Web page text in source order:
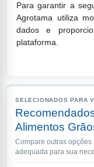
Para garantir a
Agrotama utiliza
dados e
plataforma.
SELECIONADOS PARA
Alimentos
Compare outras
adequada para sua